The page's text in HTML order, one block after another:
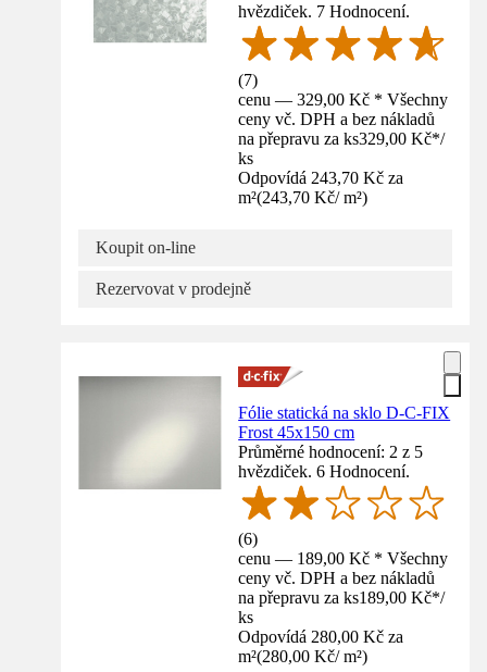
hvězdiček. 7 Hodnocení.
(7)
cenu — 329,00 Kč * Všechny
ceny vč. DPH a bez nákladů
na přepravu za ks329,00 Kč*/
ks
Odpovídá 243,70 Kč za
m²(243,70 Kč/ m²)
Koupit on-line
Rezervovat v prodejně
Fólie statická na sklo D-C-FIX
Frost 45x150 cm
Průměrné hodnocení: 2 z 5
hvězdiček. 6 Hodnocení.
(6)
cenu — 189,00 Kč * Všechny
ceny vč. DPH a bez nákladů
na přepravu za ks189,00 Kč*/
ks
Odpovídá 280,00 Kč za
m²(280,00 Kč/ m²)